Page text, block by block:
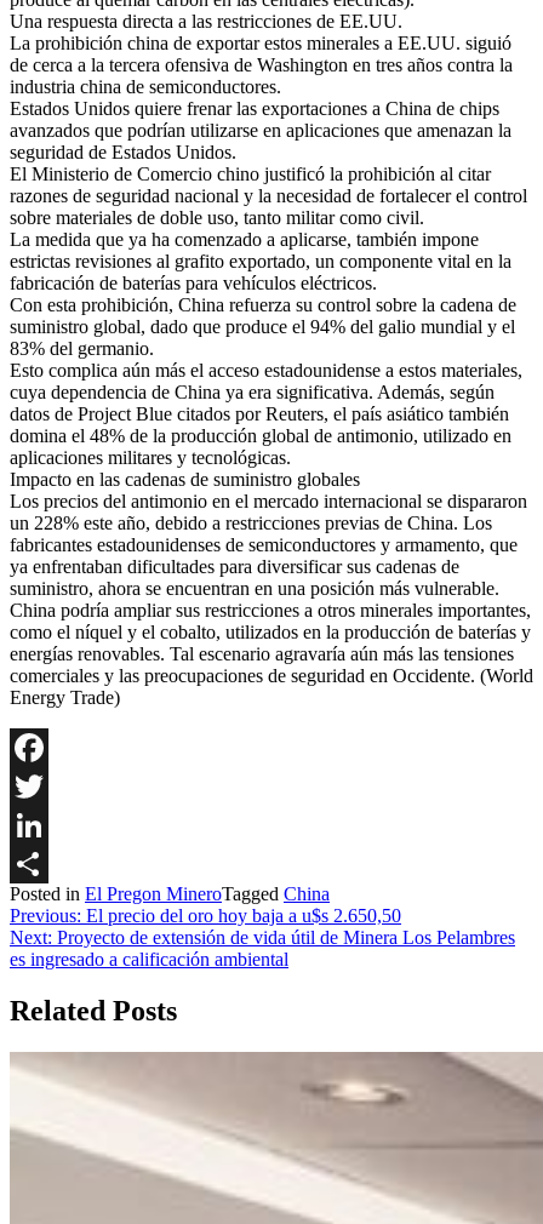
Una respuesta directa a las restricciones de EE.UU.
La prohibición china de exportar estos minerales a EE.UU. siguió
de cerca a la tercera ofensiva de Washington en tres años contra la
industria china de semiconductores.
Estados Unidos quiere frenar las exportaciones a China de chips
avanzados que podrían utilizarse en aplicaciones que amenazan la
seguridad de Estados Unidos.
El Ministerio de Comercio chino justificó la prohibición al citar
razones de seguridad nacional y la necesidad de fortalecer el control
sobre materiales de doble uso, tanto militar como civil.
La medida que ya ha comenzado a aplicarse, también impone
estrictas revisiones al grafito exportado, un componente vital en la
fabricación de baterías para vehículos eléctricos.
Con esta prohibición, China refuerza su control sobre la cadena de
suministro global, dado que produce el 94% del galio mundial y el
83% del germanio.
Esto complica aún más el acceso estadounidense a estos materiales,
cuya dependencia de China ya era significativa. Además, según
datos de Project Blue citados por Reuters, el país asiático también
domina el 48% de la producción global de antimonio, utilizado en
aplicaciones militares y tecnológicas.
Impacto en las cadenas de suministro globales
Los precios del antimonio en el mercado internacional se dispararon
un 228% este año, debido a restricciones previas de China. Los
fabricantes estadounidenses de semiconductores y armamento, que
ya enfrentaban dificultades para diversificar sus cadenas de
suministro, ahora se encuentran en una posición más vulnerable.
China podría ampliar sus restricciones a otros minerales importantes,
como el níquel y el cobalto, utilizados en la producción de baterías y
energías renovables. Tal escenario agravaría aún más las tensiones
comerciales y las preocupaciones de seguridad en Occidente. (World
Energy Trade)
Facebook
Twitter
LinkedIn
Share
Posted in El Pregon MineroTagged China
Navegación
de
Previous: El precio del oro hoy baja a u$s 2.650,50
Next: Proyecto de extensión de vida útil de Minera Los Pelambres
es ingresado a calificación ambiental
Related Posts